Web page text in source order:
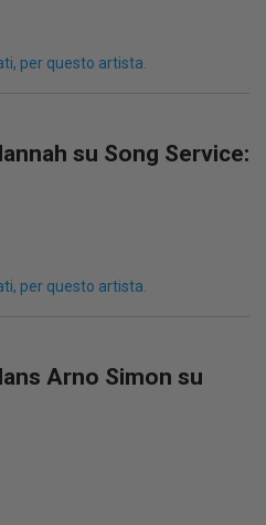
per questo artista.
su Song Service:
per questo artista.
Arno Simon su